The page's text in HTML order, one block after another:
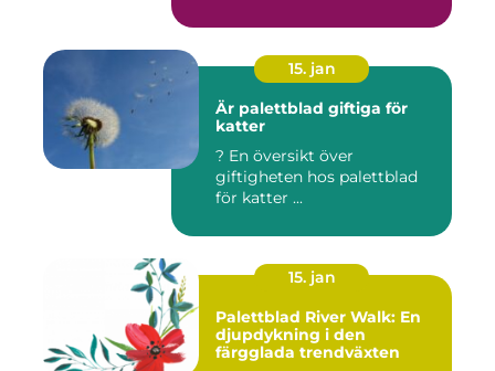
15. jan
Är palettblad giftiga för
katter
? En översikt över
giftigheten hos palettblad
för katter ...
15. jan
Palettblad River Walk: En
djupdykning i den
färgglada trendväxten